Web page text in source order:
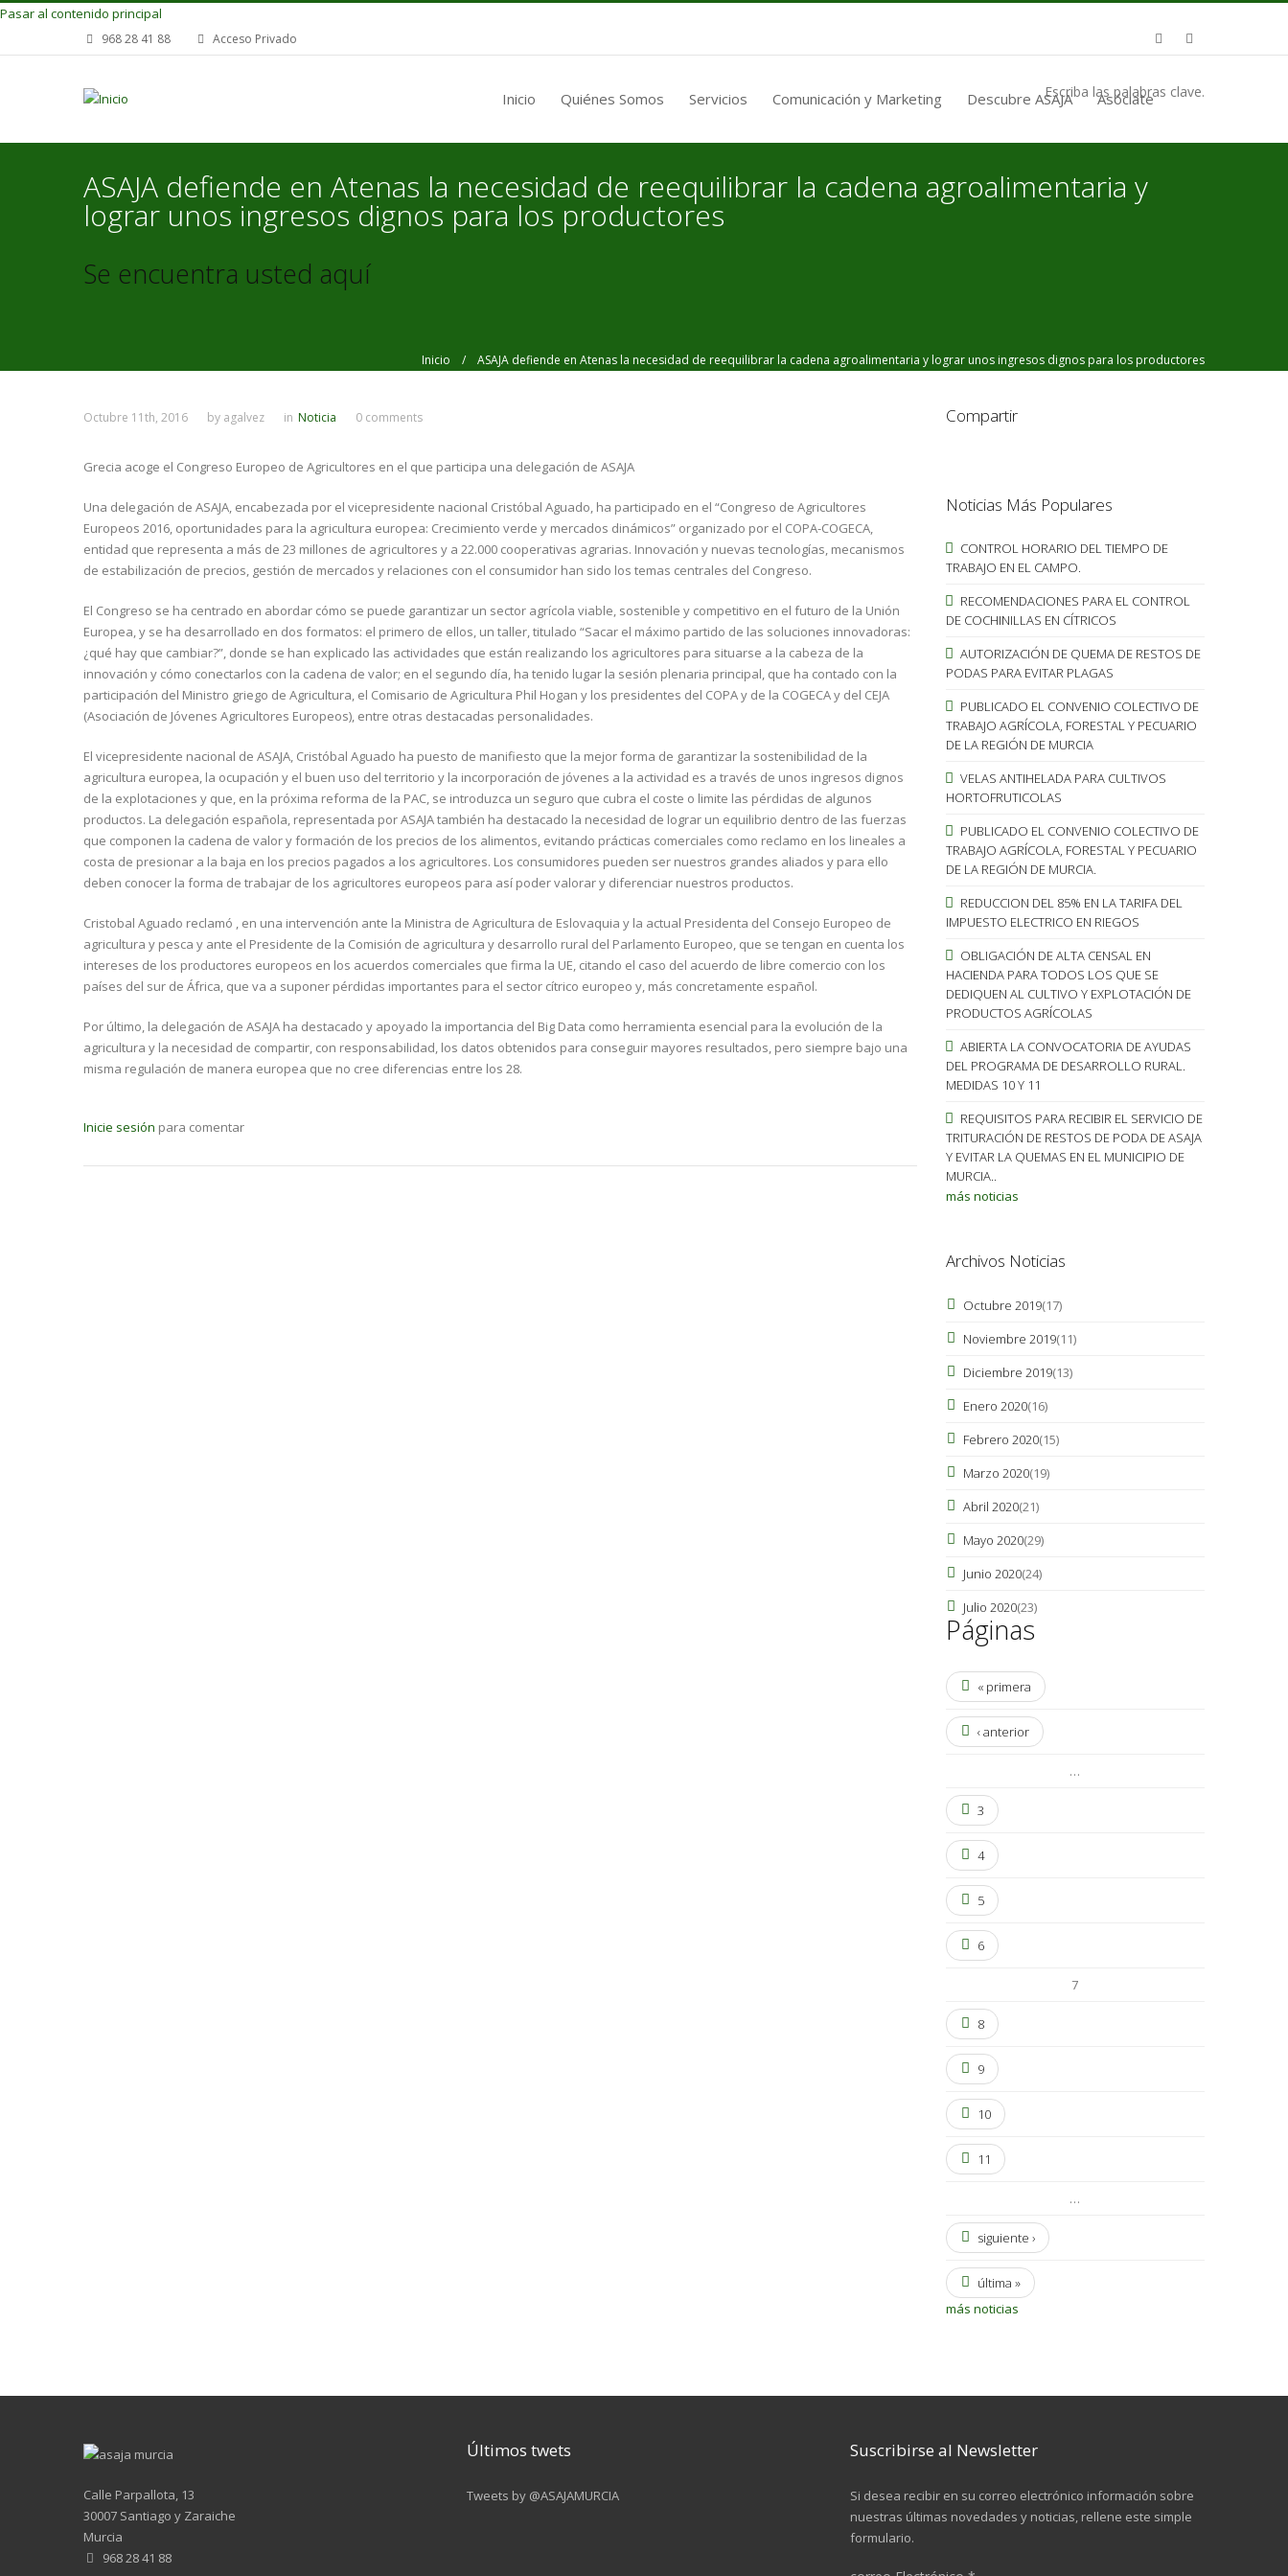
Pasar al contenido principal
968 28 41 88 Acceso Privado
Inicio Quiénes Somos Servicios Comunicación y Marketing Descubre ASAJA Asóciate
Escriba las palabras clave.
ASAJA defiende en Atenas la necesidad de reequilibrar la cadena agroalimentaria y
lograr unos ingresos dignos para los productores
Se encuentra usted aquí
Inicio / ASAJA defiende en Atenas la necesidad de reequilibrar la cadena agroalimentaria y lograr unos ingresos dignos para los productores
Octubre 11th, 2016 by agalvez in Noticia 0 comments
Grecia acoge el Congreso Europeo de Agricultores en el que participa una delegación de ASAJA
Una delegación de ASAJA, encabezada por el vicepresidente nacional Cristóbal Aguado, ha participado en el “Congreso de Agricultores
Europeos 2016, oportunidades para la agricultura europea: Crecimiento verde y mercados dinámicos” organizado por el COPA-COGECA,
entidad que representa a más de 23 millones de agricultores y a 22.000 cooperativas agrarias. Innovación y nuevas tecnologías, mecanismos
de estabilización de precios, gestión de mercados y relaciones con el consumidor han sido los temas centrales del Congreso.
El Congreso se ha centrado en abordar cómo se puede garantizar un sector agrícola viable, sostenible y competitivo en el futuro de la Unión
Europea, y se ha desarrollado en dos formatos: el primero de ellos, un taller, titulado “Sacar el máximo partido de las soluciones innovadoras:
¿qué hay que cambiar?”, donde se han explicado las actividades que están realizando los agricultores para situarse a la cabeza de la
innovación y cómo conectarlos con la cadena de valor; en el segundo día, ha tenido lugar la sesión plenaria principal, que ha contado con la
participación del Ministro griego de Agricultura, el Comisario de Agricultura Phil Hogan y los presidentes del COPA y de la COGECA y del CEJA
(Asociación de Jóvenes Agricultores Europeos), entre otras destacadas personalidades.
El vicepresidente nacional de ASAJA, Cristóbal Aguado ha puesto de manifiesto que la mejor forma de garantizar la sostenibilidad de la
agricultura europea, la ocupación y el buen uso del territorio y la incorporación de jóvenes a la actividad es a través de unos ingresos dignos
de la explotaciones y que, en la próxima reforma de la PAC, se introduzca un seguro que cubra el coste o limite las pérdidas de algunos
productos. La delegación española, representada por ASAJA también ha destacado la necesidad de lograr un equilibrio dentro de las fuerzas
que componen la cadena de valor y formación de los precios de los alimentos, evitando prácticas comerciales como reclamo en los lineales a
costa de presionar a la baja en los precios pagados a los agricultores. Los consumidores pueden ser nuestros grandes aliados y para ello
deben conocer la forma de trabajar de los agricultores europeos para así poder valorar y diferenciar nuestros productos.
Cristobal Aguado reclamó , en una intervención ante la Ministra de Agricultura de Eslovaquia y la actual Presidenta del Consejo Europeo de
agricultura y pesca y ante el Presidente de la Comisión de agricultura y desarrollo rural del Parlamento Europeo, que se tengan en cuenta los
intereses de los productores europeos en los acuerdos comerciales que firma la UE, citando el caso del acuerdo de libre comercio con los
países del sur de África, que va a suponer pérdidas importantes para el sector cítrico europeo y, más concretamente español.
Por último, la delegación de ASAJA ha destacado y apoyado la importancia del Big Data como herramienta esencial para la evolución de la
agricultura y la necesidad de compartir, con responsabilidad, los datos obtenidos para conseguir mayores resultados, pero siempre bajo una
misma regulación de manera europea que no cree diferencias entre los 28.
Inicie sesión para comentar
Compartir
Noticias Más Populares
CONTROL HORARIO DEL TIEMPO DE
TRABAJO EN EL CAMPO.
RECOMENDACIONES PARA EL CONTROL
DE COCHINILLAS EN CÍTRICOS
AUTORIZACIÓN DE QUEMA DE RESTOS DE
PODAS PARA EVITAR PLAGAS
PUBLICADO EL CONVENIO COLECTIVO DE
TRABAJO AGRÍCOLA, FORESTAL Y PECUARIO
DE LA REGIÓN DE MURCIA
VELAS ANTIHELADA PARA CULTIVOS
HORTOFRUTICOLAS
PUBLICADO EL CONVENIO COLECTIVO DE
TRABAJO AGRÍCOLA, FORESTAL Y PECUARIO
DE LA REGIÓN DE MURCIA.
REDUCCION DEL 85% EN LA TARIFA DEL
IMPUESTO ELECTRICO EN RIEGOS
OBLIGACIÓN DE ALTA CENSAL EN
HACIENDA PARA TODOS LOS QUE SE
DEDIQUEN AL CULTIVO Y EXPLOTACIÓN DE
PRODUCTOS AGRÍCOLAS
ABIERTA LA CONVOCATORIA DE AYUDAS
DEL PROGRAMA DE DESARROLLO RURAL.
MEDIDAS 10 Y 11
REQUISITOS PARA RECIBIR EL SERVICIO DE
TRITURACIÓN DE RESTOS DE PODA DE ASAJA
Y EVITAR LA QUEMAS EN EL MUNICIPIO DE
MURCIA..
más noticias
Archivos Noticias
Octubre 2019(17)
Noviembre 2019(11)
Diciembre 2019(13)
Enero 2020(16)
Febrero 2020(15)
Marzo 2020(19)
Abril 2020(21)
Mayo 2020(29)
Junio 2020(24)
Julio 2020(23)
Páginas
« primera
‹ anterior
…
3
4
5
6
7
8
9
10
11
…
siguiente ›
última »
más noticias
Calle Parpallota, 13
30007 Santiago y Zaraiche
Murcia
968 28 41 88
Últimos twets
Tweets by @ASAJAMURCIA
Suscribirse al Newsletter
Si desea recibir en su correo electrónico información sobre
nuestras últimas novedades y noticias, rellene este simple
formulario.